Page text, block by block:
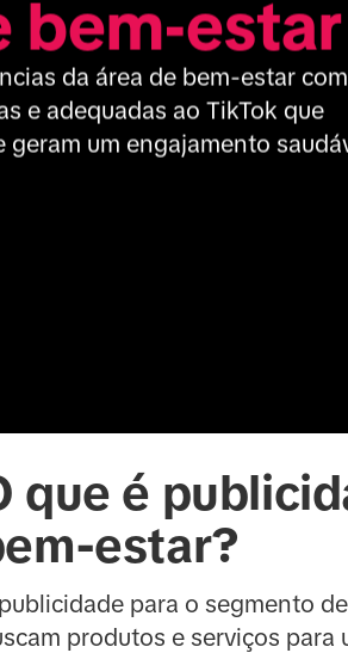
bem-estar
da área de bem-estar com
e adequadas ao TikTok que
geram um engajamento
que é
estar?
para o segmento
produtos e serviços